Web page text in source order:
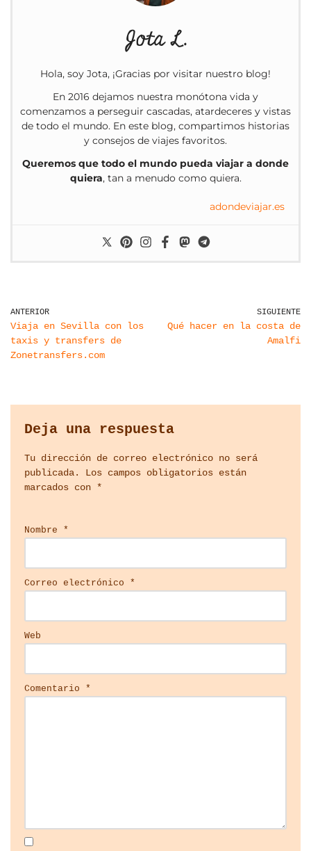
Jota L.
Hola, soy Jota, ¡Gracias por visitar nuestro blog!
En 2016 dejamos nuestra monótona vida y
comenzamos a perseguir cascadas, atardeceres y vistas
de todo el mundo. En este blog, compartimos historias
y consejos de viajes favoritos.
Queremos que todo el mundo pueda viajar a donde
quiera, tan a menudo como quiera.
adondeviajar.es
ANTERIOR
Viaja en Sevilla con los
taxis y transfers de
Zonetransfers.com
SIGUIENTE
Qué hacer en la costa de
Amalfi
Deja una respuesta
Tu dirección de correo electrónico no será
publicada.
Los campos obligatorios están
marcados con *
Nombre *
Correo electrónico *
Web
Comentario *